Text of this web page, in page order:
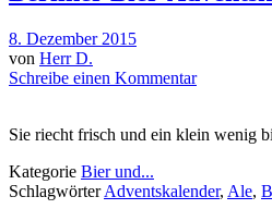
8. Dezember 2015
von Herr D.
Schreibe einen Kommentar
Sie riecht frisch und ein klein wenig
Kategorie Bier und...
SchlagwörterAdventskalender, Ale,